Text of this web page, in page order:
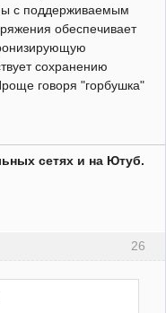
с поддерживаемым
обеспечивает
сохранению
говоря "горбушка"
сетях и на Ютуб.
26